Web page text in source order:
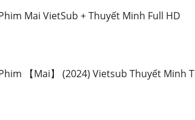
Mai VietSub + Thuyết Minh Full HD
【Mai】 (2024) Vietsub Thuyết Minh